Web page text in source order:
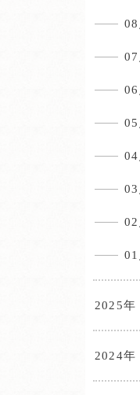
08
07
06
05
04
03
02
01
2025年
2024年